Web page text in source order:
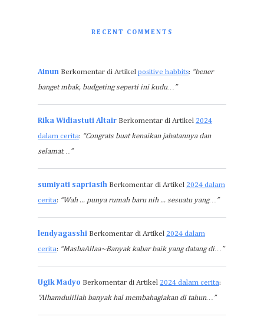
RECENT COMMENTS
Ainun Berkomentar di Artikel positive habbits: “bener
banget mbak, budgeting seperti ini kudu…”
Rika Widiastuti Altair Berkomentar di Artikel 2024
dalam cerita: “Congrats buat kenaikan jabatannya dan
selamat…”
sumiyati sapriasih Berkomentar di Artikel 2024 dalam
cerita: “Wah ... punya rumah baru nih ... sesuatu yang…”
lendyagasshi Berkomentar di Artikel 2024 dalam
cerita: “MashaAllaa~Banyak kabar baik yang datang di…”
Ugik Madyo Berkomentar di Artikel 2024 dalam cerita:
“Alhamdulillah banyak hal membahagiakan di tahun…”